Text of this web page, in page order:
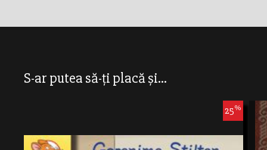
S-ar putea să-ți placă și...
25%